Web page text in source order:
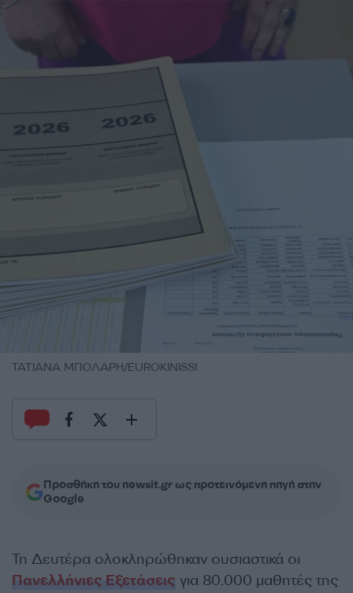
ΤΑΤΙΑΝΑ ΜΠΟΛΑΡΗ/EUROKINISSI
Προσθήκη του newsit.gr ως προτεινόμενη πηγή στην
Google
Τη Δευτέρα ολοκληρώθηκαν ουσιαστικά οι
Πανελλήνιες Εξετάσεις για 80.000 μαθητές της